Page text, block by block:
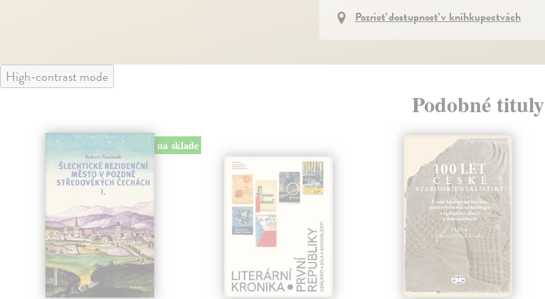
Pozrieť dostupnosť v kníhkupectvách
High-contrast mode
Podobné tituly
na sklade